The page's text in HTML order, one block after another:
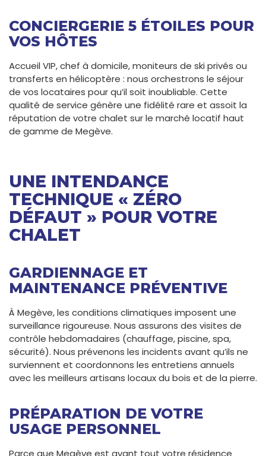
CONCIERGERIE 5 ÉTOILES POUR
VOS HÔTES
Accueil VIP, chef à domicile, moniteurs de ski privés ou
transferts en hélicoptère : nous orchestrons le séjour
de vos locataires pour qu’il soit inoubliable. Cette
qualité de service génère une fidélité rare et assoit la
réputation de votre chalet sur le marché locatif haut
de gamme de Megève.
UNE INTENDANCE
TECHNIQUE « ZÉRO
DÉFAUT » POUR VOTRE
CHALET
GARDIENNAGE ET
MAINTENANCE PRÉVENTIVE
À Megève, les conditions climatiques imposent une
surveillance rigoureuse. Nous assurons des visites de
contrôle hebdomadaires (chauffage, piscine, spa,
sécurité). Nous prévenons les incidents avant qu’ils ne
surviennent et coordonnons les entretiens annuels
avec les meilleurs artisans locaux du bois et de la pierre.
PRÉPARATION DE VOTRE
USAGE PERSONNEL